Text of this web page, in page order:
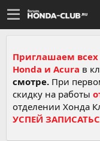
Приглашаем
Honda и Acura в
смотре. При
скидку на работы
отделении Хонда
УСПЕЙ